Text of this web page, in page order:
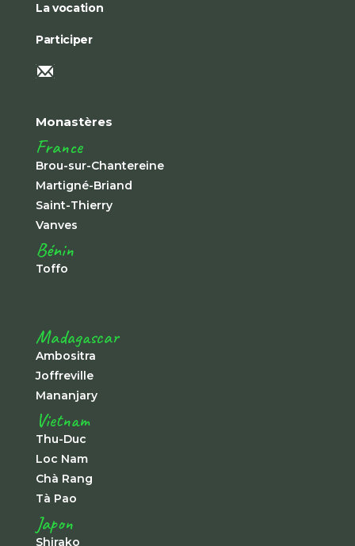
La vocation
Participer
Monastères
France
Brou-sur-Chantereine
Martigné-Briand
Saint-Thierry
Vanves
Bénin
Toffo
Madagascar
Ambositra
Joffreville
Mananjary
Vietnam
Thu-Duc
Loc Nam
Chà Rang
Tà Pao
Japon
Shirako